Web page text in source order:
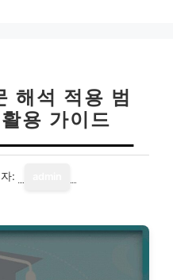
해석 적용 범
용 가이드
: